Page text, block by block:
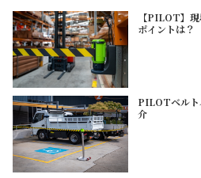
【PILOT】
ポイントは？
PILOTベルト
介